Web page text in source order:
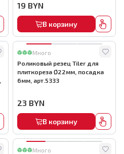
19 BYN
В корзину
Много
Роликовый резец Tiler для
плиткореза Ø22мм, посадка
6мм, арт.5333
23 BYN
В корзину
Много